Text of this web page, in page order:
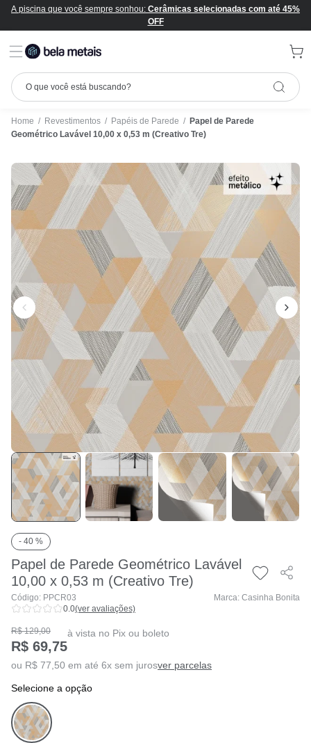
com até 45%
Home / Revestimentos / Papéis de Parede / Papel de Parede
Geométrico Lavável 10,00 x 0,53 m (Creativo Tre)
- 40 %
Papel de Parede Geométrico Lavável
10,00 x 0,53 m (Creativo Tre)
Código: PPCR03
Marca: Casinha Bonita
0.0(ver avaliações)
R$ 129,00
R$ 69,75
à vista no Pix ou boleto
ou R$ 77,50 em até 6x sem jurosver parcelas
selecione a opção